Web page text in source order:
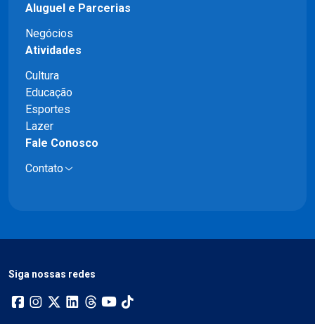
Aluguel e Parcerias
Negócios
Atividades
Cultura
Educação
Esportes
Lazer
Fale Conosco
Contato
Siga nossas redes